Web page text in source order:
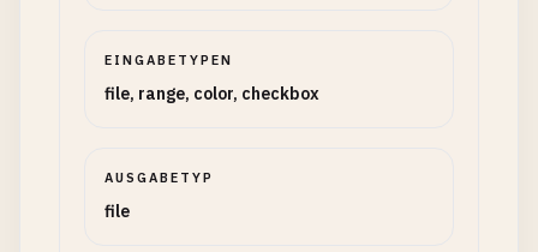
EINGABETYPEN
file, range, color, checkbox
AUSGABETYP
file